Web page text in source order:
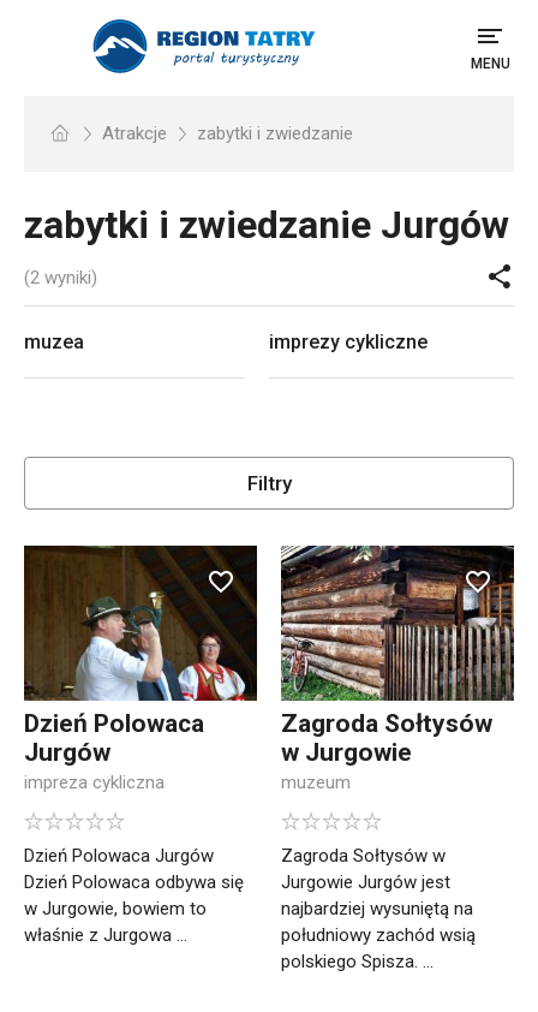
MENU
Atrakcje zabytki i zwiedzanie
zabytki i zwiedzanie Jurgów
(2 wyniki)
muzea imprezy cykliczne
Filtry
Dzień Polowaca
Jurgów
impreza cykliczna
Dzień Polowaca Jurgów
Dzień Polowaca odbywa się
w Jurgowie, bowiem to
właśnie z Jurgowa ...
Zagroda Sołtysów
w Jurgowie
muzeum
Zagroda Sołtysów w
Jurgowie Jurgów jest
najbardziej wysuniętą na
południowy zachód wsią
polskiego Spisza. ...